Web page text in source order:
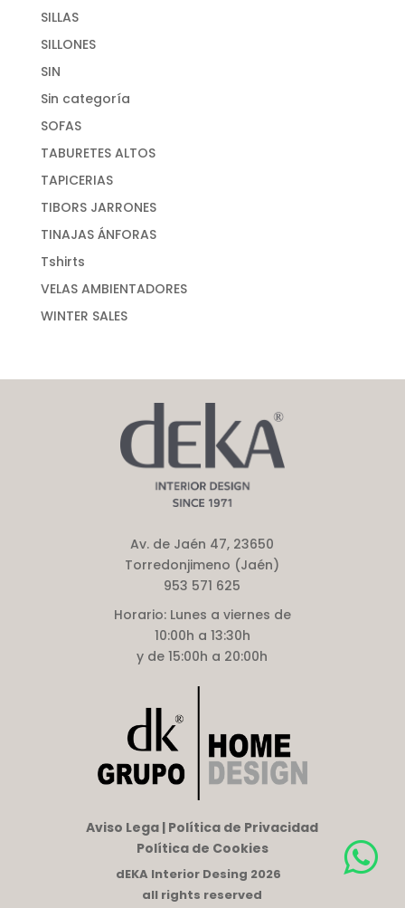
SILLAS
SILLONES
SIN
Sin categoría
SOFAS
TABURETES ALTOS
TAPICERIAS
TIBORS JARRONES
TINAJAS ÁNFORAS
Tshirts
VELAS AMBIENTADORES
WINTER SALES
Av. de Jaén 47, 23650
Torredonjimeno (Jaén)
953 571 625
Horario:Lunes a viernes de
10:00h a 13:30h
y de 15:00h a 20:00h
Aviso Lega | Política de Privacidad
Política de Cookies
dEKA Interior Desing 2026
all rights reserved